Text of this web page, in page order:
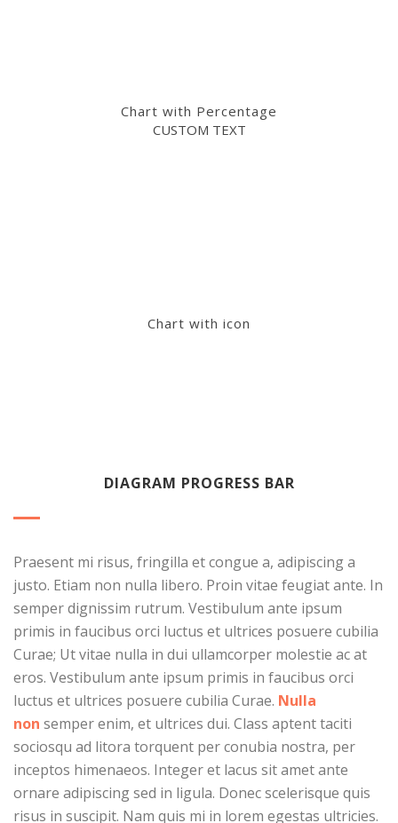
Chart with Percentage
CUSTOM TEXT
Chart with icon
DIAGRAM PROGRESS BAR
Praesent mi risus, fringilla et congue a, adipiscing a
justo. Etiam non nulla libero. Proin vitae feugiat ante. In
semper dignissim rutrum. Vestibulum ante ipsum
primis in faucibus orci luctus et ultrices posuere cubilia
Curae; Ut vitae nulla in dui ullamcorper molestie ac at
eros. Vestibulum ante ipsum primis in faucibus orci
luctus et ultrices posuere cubilia Curae. Nulla
non semper enim, et ultrices dui. Class aptent taciti
sociosqu ad litora torquent per conubia nostra, per
inceptos himenaeos. Integer et lacus sit amet ante
ornare adipiscing sed in ligula. Donec scelerisque quis
risus in suscipit. Nam quis mi in lorem egestas ultricies.